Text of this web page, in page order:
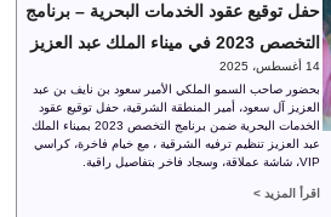
حفل توقيع عقود الخدمات البحرية – برنامج
التخصص 2023 في ميناء الملك عبد العزيز
14 أغسطس، 2025
بحضور صاحب السمو الملكي الأمير سعود بن نايف بن عبد
العزيز آل سعود، أمير المنطقة الشرقية، حفل توقيع عقود
الخدمات البحرية ضمن برنامج التخصص 2023 بميناء الملك
عبد العزيز تنظيم ترفيه الشرقية ، مع خيام فاخرة، كراسي
VIP، شاشة عملاقة، وسجاد فاخر بتفاصيل راقية.
اقرأ المزيد >